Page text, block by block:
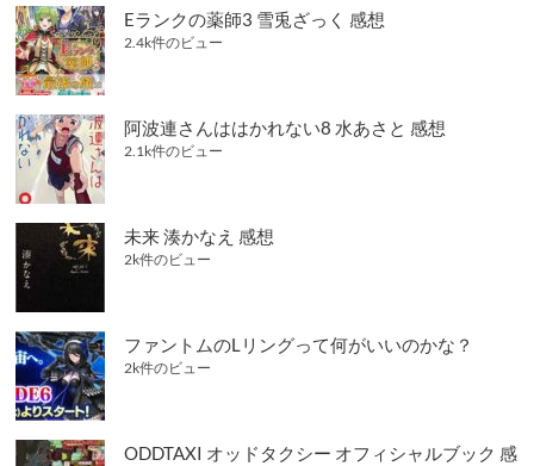
Eランクの薬師3 雪兎ざっく 感想
2.4k件のビュー
阿波連さんははかれない8 水あさと 感想
2.1k件のビュー
未来 湊かなえ 感想
2k件のビュー
ファントムのLリングって何がいいのかな？
2k件のビュー
ODDTAXI オッドタクシー オフィシャルブック 感